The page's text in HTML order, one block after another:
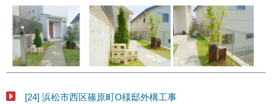
[24] 浜松市西区篠原町O様邸外構工事